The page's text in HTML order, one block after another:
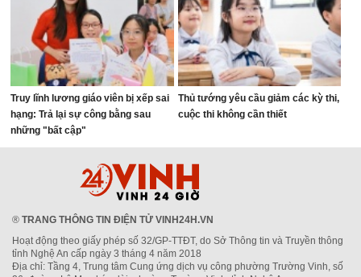
Truy lĩnh lương giáo viên bị xếp sai
hạng: Trả lại sự công bằng sau
những "bất cập"
Thủ tướng yêu cầu giảm các kỳ thi,
cuộc thi không cần thiết
® TRANG THÔNG TIN ĐIỆN TỬ VINH24H.VN
Hoạt động theo giấy phép số 32/GP-TTĐT, do Sở Thông tin và Truyền thông
tỉnh Nghệ An cấp ngày 3 tháng 4 năm 2018
Địa chỉ: Tầng 4, Trung tâm Cung ứng dịch vụ công phường Trường Vinh, số